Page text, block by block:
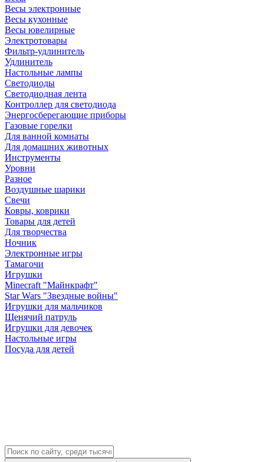
Весы электронные
Весы кухонные
Весы ювелирные
Электротовары
Фильтр-удлинитель
Удлинитель
Настольные лампы
Светодиоды
Светодиодная лента
Контроллер для светодиода
Энергосберегающие приборы
Газовые горелки
Для ванной комнаты
Для домашних животных
Инструменты
Уровни
Разное
Воздушные шарики
Свечи
Ковры, коврики
Товары для детей
Для творчества
Ночник
Электронные игры
Тамагочи
Игрушки
Minecraft "Майнкрафт"
Star Wars "Звездные войны"
Игрушки для мальчиков
Щенячий патруль
Игрушки для девочек
Настольные игры
Посуда для детей